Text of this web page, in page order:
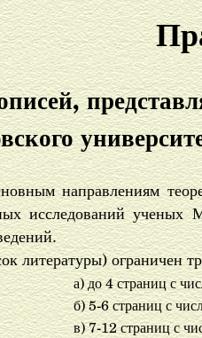
направлениям
исследований
литературы) ограничен
а) до 4 страниц с
б) 5-6 страниц с
в) 7-12 страниц с